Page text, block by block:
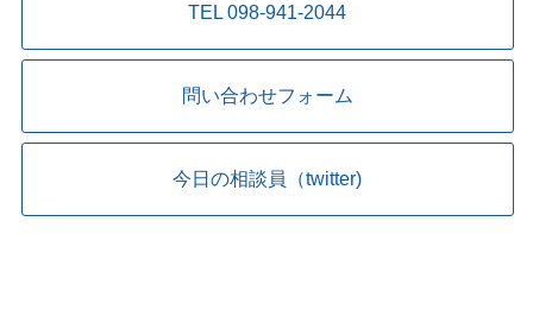
TEL 098-941-2044
問い合わせフォーム
今日の相談員（twitter)